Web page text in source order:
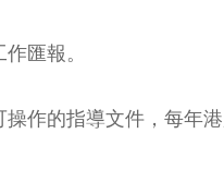
匯報。
作的指導文件，每年